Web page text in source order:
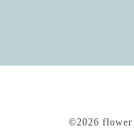
©2026